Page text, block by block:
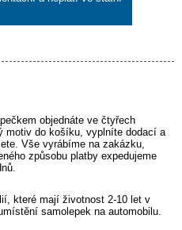
objednáte ve čtyřech
motiv do košíku, vyplníte dodací a
Vše vyrábíme na zakázku,
způsobu platby expedujeme
které mají životnost 2-10 let v
samolepek na automobilu.